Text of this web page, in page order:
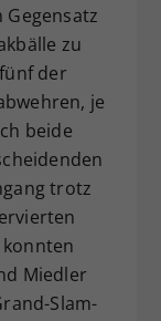
zu
der
je
beide
trotz
Miedler
Slam-